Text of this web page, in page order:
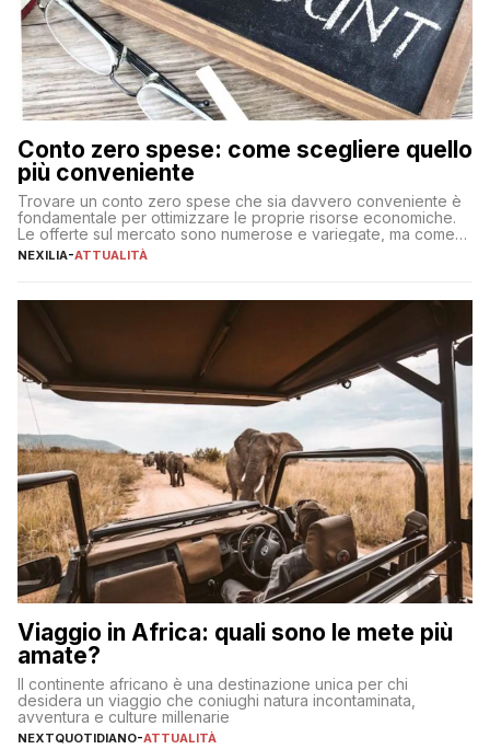
Conto zero spese: come scegliere quello
più conveniente
Trovare un conto zero spese che sia davvero conveniente è
fondamentale per ottimizzare le proprie risorse economiche.
Le offerte sul mercato sono numerose e variegate, ma come
individuare quella più adatta alle proprie esigenze senza
sul […]
NEXILIA-ATTUALITÀ
Viaggio in Africa: quali sono le mete più
amate?
Il continente africano è una destinazione unica per chi
desidera un viaggio che coniughi natura incontaminata,
avventura e culture millenarie
NEXTQUOTIDIANO-ATTUALITÀ